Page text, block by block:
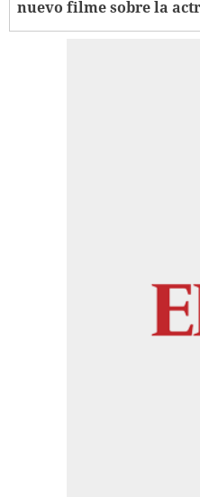
nuevo filme sobre la